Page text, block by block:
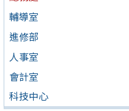
輔導室
進修部
人事室
會計室
科技中心